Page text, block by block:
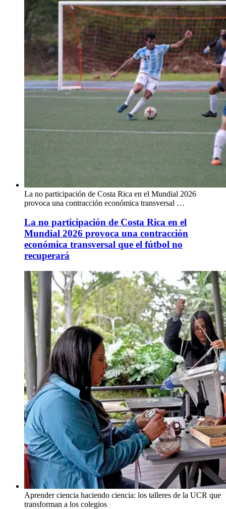
La no participación de Costa Rica en el Mundial 2026
provoca una contracción económica transversal …
La no participación de Costa Rica en el
Mundial 2026 provoca una contracción
económica transversal que el fútbol no
recuperará
Aprender ciencia haciendo ciencia: los talleres de la UCR que
transforman a los colegios